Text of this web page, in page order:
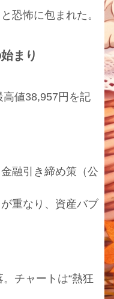
恐怖に包まれた。
まり
値38,957円を記
融引き締め策（公
重なり、資産バブ
チャートは“熱狂